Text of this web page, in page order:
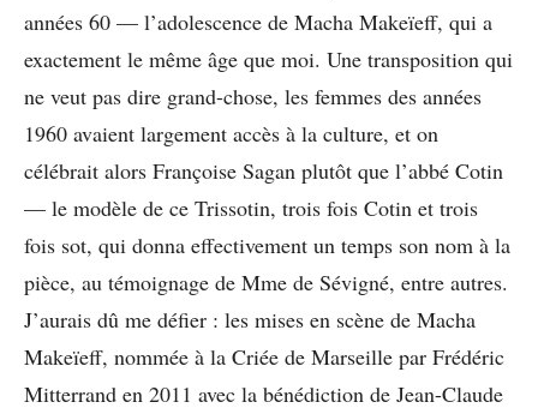
années 60 — l’adolescence de Macha Makeïeff, qui a
exactement le même âge que moi. Une transposition qui
ne veut pas dire grand-chose, les femmes des années
1960 avaient largement accès à la culture, et on
célébrait alors Françoise Sagan plutôt que l’abbé Cotin
— le modèle de ce Trissotin, trois fois Cotin et trois
fois sot, qui donna effectivement un temps son nom à la
pièce, au témoignage de Mme de Sévigné, entre autres.
J’aurais dû me défier : les mises en scène de Macha
Makeïeff, nommée à la Criée de Marseille par Frédéric
Mitterrand en 2011 avec la bénédiction de Jean-Claude